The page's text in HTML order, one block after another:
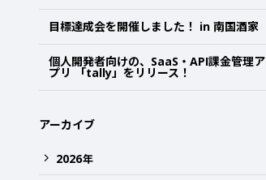
目標達成会を開催しました！ in 南国酒家
個人開発者向けの、SaaS・API課金管理ア
プリ 「tally」をリリース！
アーカイブ
2026年